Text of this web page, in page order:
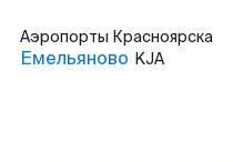
Аэропорты Красноярска
Емельяново KJA